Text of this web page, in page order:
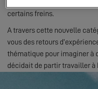
certains freins.
A travers cette nouvelle
vous des retours
thématique pour imaginer à
décidait de partir travailler à
Découvrez ce premier